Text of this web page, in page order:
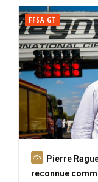
FFSA GT
A
b
Pierre
reconnue